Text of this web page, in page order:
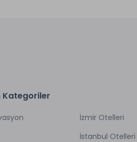
Kategoriler
İzmir Otelleri
İstanbul Otelleri